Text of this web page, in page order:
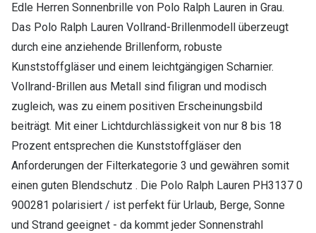
Zubehör
Brillenbügel
Brillenetuis
Brillenkettchen
Brillen 2
Edle Herren Sonnenbrille von Polo Ralph Lauren in Grau.
Das Polo Ralph Lauren Vollrand-Brillenmodell überzeugt
durch eine anziehende Brillenform, robuste
Kunststoffgläser und einem leichtgängigen Scharnier.
Vollrand-Brillen aus Metall sind filigran und modisch
zugleich, was zu einem positiven Erscheinungsbild
beiträgt. Mit einer Lichtdurchlässigkeit von nur 8 bis 18
Prozent entsprechen die Kunststoffgläser den
Anforderungen der Filterkategorie 3 und gewähren somit
einen guten Blendschutz . Die Polo Ralph Lauren PH3137 0
900281 polarisiert / ist perfekt für Urlaub, Berge, Sonne
und Strand geeignet - da kommt jeder Sonnenstrahl